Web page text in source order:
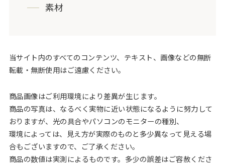
素材
当サイト内のすべてのコンテンツ、テキスト、画像などの無断
転載・無断使用はご遠慮ください。
商品画像はご利用環境により差異が生じます。
商品の写真は、なるべく実物に近い状態になるように努力して
おりますが、光の具合やパソコンのモニターの種別、
環境によっては、見え方が実際のものと多少異なって見える場
合もございますので、ご了承ください。
商品の数値は実測によるものです。多少の誤差はご容赦くださ